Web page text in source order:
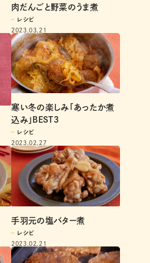
肉だんごと野菜のうま煮
レシピ
2023.03.21
寒い冬の楽しみ「あったか煮
込み」BEST3
レシピ
2023.02.27
手羽元の塩バター煮
レシピ
2023.02.21